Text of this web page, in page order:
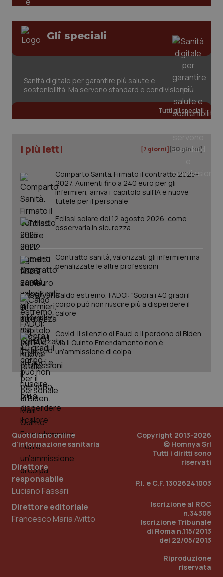
Gli speciali
Sanità digitale per garantire più salute e
sostenibilità. Ma servono standard e condivisione
Tutti gli speciali
I più letti [7 giorni] [30 giorni]
Comparto Sanità. Firmato il contratto 2025-
2027. Aumenti fino a 240 euro per gli
infermieri, arriva il capitolo sull'IA e nuove
tutele per il personale
Eclissi solare del 12 agosto 2026, come
osservarla in sicurezza
Contratto sanità, valorizzati gli infermieri ma
penalizzate le altre professioni
Caldo estremo, FADOI: “Sopra i 40 gradi il
corpo può non riuscire più a disperdere il
calore”
Covid. Il silenzio di Fauci e il perdono di Biden.
Ma il Quinto Emendamento non è
un’ammissione di colpa
Quotidiano online
d'informazione sanitaria
Direttore
responsabile
Luciano Fassari
Direttore editoriale
Francesco Maria Avitto
Copyright 2013-2026
© Homnya Srl
Tutti i diritti sono
riservati
P.I. e C.F. 13026241003
Iscrizione al ROC
n.34308
Iscrizione Tribunale
di Roma n.115/2013
del 22/05/2013
Riproduzione
riservata
PHPSESSID
PHP.net
www.quotidianosanita.it
_ga_KM60CM4NPH
Nome Scadenza
_ga_0VMQEQKQ1N .quotidianosanita.it
1 anno 1
mese
Questo
cookie
utilizzato
da Google
Analytics
per
lo stato
della
Nome
VISITOR_INFO1_LIVE
Google LLC
5 mesi 4